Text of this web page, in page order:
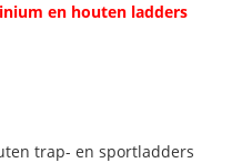
en houten ladders
trap- en sportladders